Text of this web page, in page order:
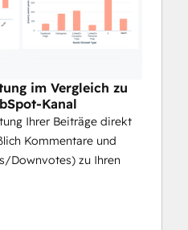
im Vergleich zu
Kanal
Ihrer Beiträge direkt
Kommentare und
Downvotes) zu Ihren